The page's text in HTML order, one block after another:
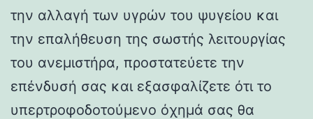
την αλλαγή των υγρών του ψυγείου και
την επαλήθευση της σωστής λειτουργίας
του ανεμιστήρα, προστατεύετε την
επένδυσή σας και εξασφαλίζετε ότι το
υπερτροφοδοτούμενο όχημά σας θα